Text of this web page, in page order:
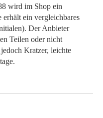
wird im Shop ein
ein vergleichbares
Der Anbieter
Teilen oder nicht
Kratzer, leichte